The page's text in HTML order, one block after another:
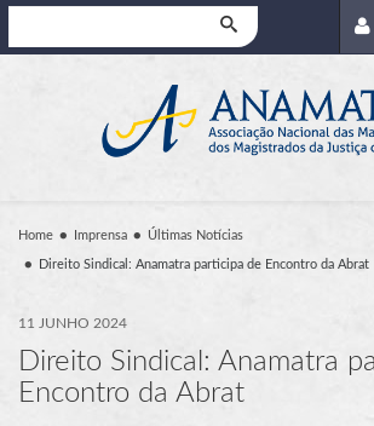
Home Imprensa Últimas Notícias
Direito Sindical: Anamatra participa de Encontro da Abrat
11 JUNHO 2024
Direito Sindical: Anamatra
Encontro da Abrat